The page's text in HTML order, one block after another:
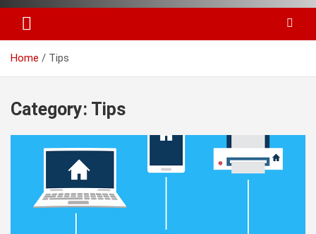
Home Tips
Category: Tips